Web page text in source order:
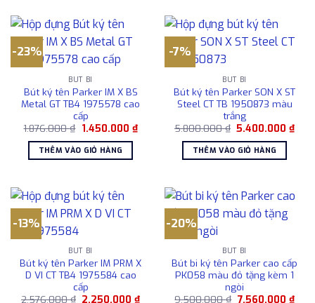
-23%
BÚT BI
Bút ký tên Parker IM X BS
Metal GT TB4 1975578 cao
cấp
1.876.000₫ Giá
là:
1.876.000 ₫.
1.450.000 ₫Giá
hiện
1.450.000 ₫.
THÊM VÀO GIỎ HÀNG
-7%
BÚT BI
Bút ký tên Parker SON X ST
Steel CT TB 1950873 màu
trắng
5.800.000₫ Giá
là:
5.800.000 ₫.
5.400.000₫Giá
hiện
THÊM VÀO GIỎ HÀNG
-13%
BÚT BI
Bút ký tên Parker IM PRM X
D VI CT TB4 1975584 cao
cấp
2.576.000₫ Giá
2.250.000₫Giá
-20%
BÚT BI
Bút bi ký tên Parker cao cấp
PK058 màu đỏ tặng kèm 1
ngòi
9.500.000₫ Giá
7.560.000 ₫Giá